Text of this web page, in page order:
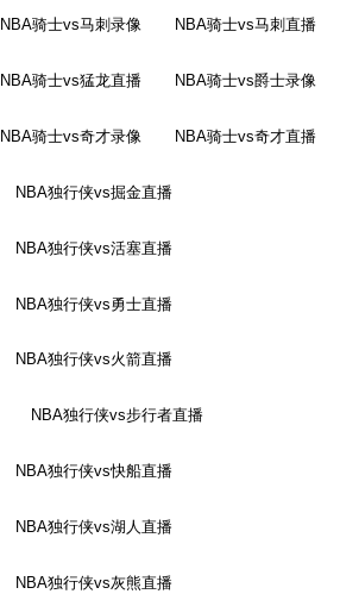
NBA骑士vs马刺录像 NBA骑士vs马刺直播
NBA骑士vs猛龙直播 NBA骑士vs爵士录像
NBA骑士vs奇才录像 NBA骑士vs奇才直播
NBA独行侠vs掘金直播
NBA独行侠vs活塞直播
NBA独行侠vs勇士直播
NBA独行侠vs火箭直播
NBA独行侠vs步行者直播
NBA独行侠vs快船直播
NBA独行侠vs湖人直播
NBA独行侠vs灰熊直播